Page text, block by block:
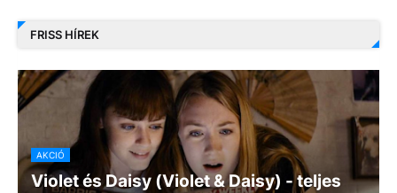
FRISS HÍREK
AKCIÓ
Violet és Daisy (Violet & Daisy) - teljes